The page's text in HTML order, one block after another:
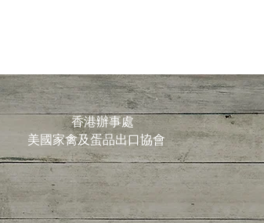
美國家禽及蛋品出口協會
香港辦事處